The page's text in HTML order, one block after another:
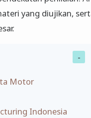
yang diujikan,
Motor
Indonesia